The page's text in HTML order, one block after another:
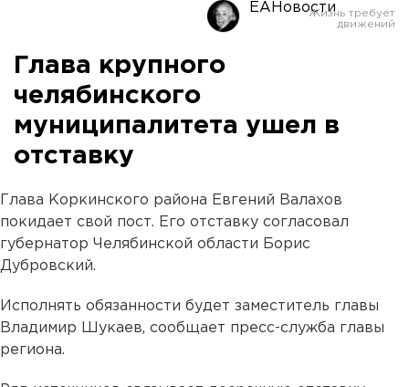
ЕАНовости
Глава крупного
челябинского
муниципалитета ушел в
отставку
Глава Коркинского района Евгений Валахов
покидает свой пост. Его отставку согласовал
губернатор Челябинской области Борис
Дубровский.
Исполнять обязанности будет заместитель главы
Владимир Шукаев, сообщает пресс-служба главы
региона.